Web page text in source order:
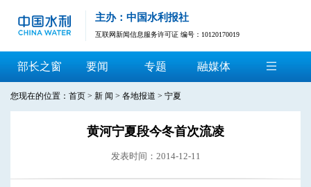
主办：中国水利报社
互联网新闻信息服务许可证 编号：10120170019
部长之窗 要闻 专题 融媒体
您现在的位置： 首页 > 新 闻 > 各地报道 > 宁夏
黄河宁夏段今冬首次流凌
发表时间：2014-12-11